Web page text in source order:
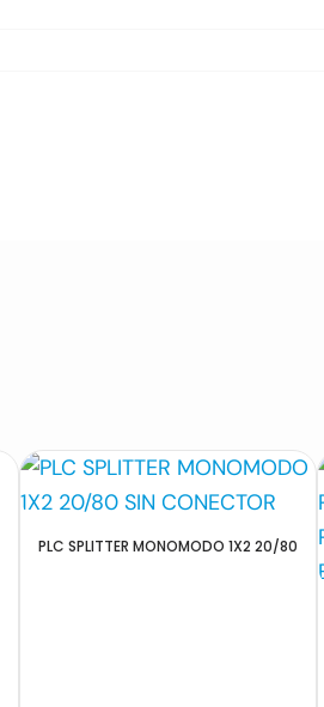
PLC SPLITTER MONOMODO 1X2 20/80